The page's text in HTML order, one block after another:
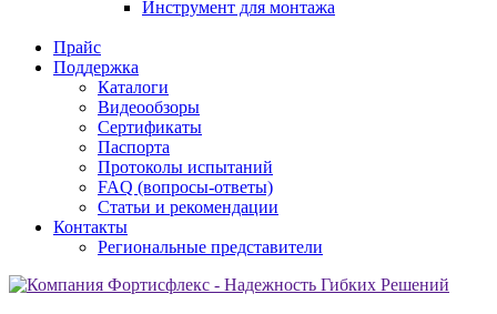
Инструмент для монтажа
Прайс
Поддержка
Каталоги
Видеообзоры
Сертификаты
Паспорта
Протоколы испытаний
FAQ (вопросы-ответы)
Статьи и рекомендации
Контакты
Региональные представители